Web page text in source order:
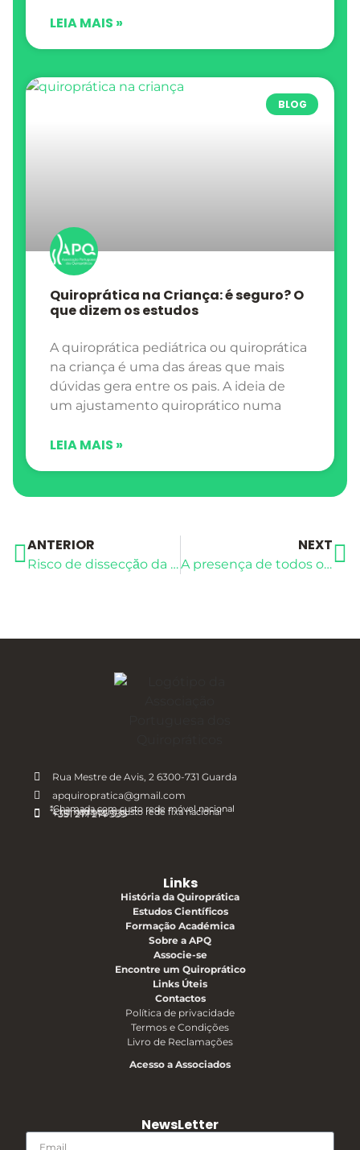
LEIA MAIS »
BLOG
Quiroprática na Criança: é seguro? O
que dizem os estudos
A quiroprática pediátrica ou quiroprática
na criança é uma das áreas que mais
dúvidas gera entre os pais. A ideia de
um ajustamento quiroprático numa
LEIA MAIS »
ANTERIOR
Risco de dissecçăo da artéria carotida após cuidados de quiroprática
NEXT
A presença de todos os componentes do arco reflexo (do sistema nervoso autónomo) na coluna vertebral humana já está bem estabelecida. A coluna vertebral transmite informaçăo nociceptiva e proprioceptiva para o sistema nervoso central
Rua Mestre de Avis, 2 6300-731 Guarda
apquiropratica@gmail.com
+351 271 214 559
*Chamada com custo rede fixa nacional
+351 917 975 335
*Chamada com custo rede móvel nacional
Links
História da Quiroprática
Estudos Científicos
Formação Académica
Sobre a APQ
Associe-se
Encontre um Quiroprático
Links Úteis
Contactos
Política de privacidade
Termos e Condições
Livro de Reclamações
Acesso a Associados
NewsLetter